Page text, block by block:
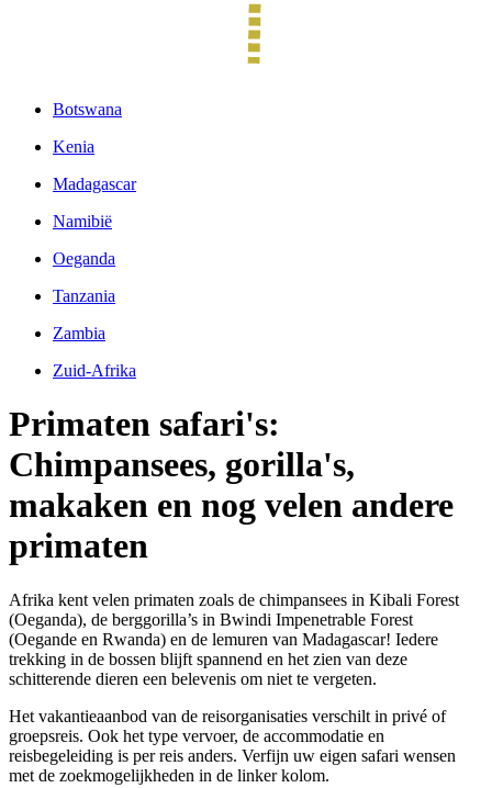
Botswana
Kenia
Madagascar
Namibië
Oeganda
Tanzania
Zambia
Zuid-Afrika
Primaten safari's:
Chimpansees, gorilla's,
makaken en nog velen andere
primaten
Afrika kent velen primaten zoals de chimpansees in Kibali Forest
(Oeganda), de berggorilla’s in Bwindi Impenetrable Forest
(Oegande en Rwanda) en de lemuren van Madagascar! Iedere
trekking in de bossen blijft spannend en het zien van deze
schitterende dieren een belevenis om niet te vergeten.
Het vakantieaanbod van de reisorganisaties verschilt in privé of
groepsreis. Ook het type vervoer, de accommodatie en
reisbegeleiding is per reis anders. Verfijn uw eigen safari wensen
met de zoekmogelijkheden in de linker kolom.